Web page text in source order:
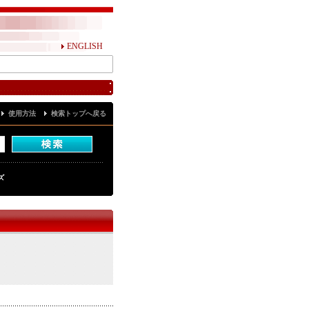
ENGLISH
使用方法 検索トップへ戻る